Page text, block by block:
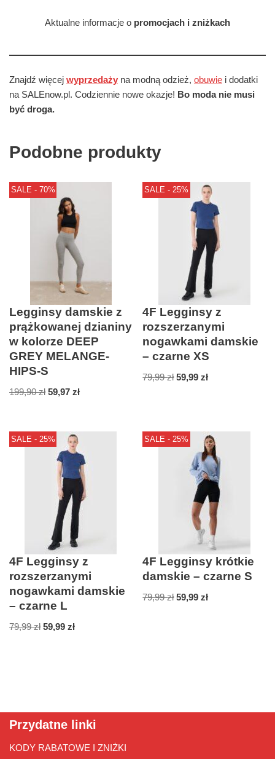
Aktualne informacje o promocjach i zniżkach
Znajdź więcej wyprzedaży na modną odzież, obuwie i dodatki
na SALEnow.pl. Codziennie nowe okazje! Bo moda nie musi
być droga.
Podobne produkty
SALE - 70%
Legginsy damskie z
prążkowanej dzianiny
w kolorze DEEP
GREY MELANGE-
HIPS-S
199,90zł 59,97 zł
SALE - 25%
4F Legginsy z
rozszerzanymi
nogawkami damskie
– czarne XS
79,99zł 59,99zł
SALE - 25%
4F Legginsy z
rozszerzanymi
nogawkami damskie
– czarne L
79,99zł 59,99 zł
SALE - 25%
4F Legginsy krótkie
damskie – czarne S
79,99zł 59,99zł
Przydatne linki
KODY RABATOWE I ZNIŻKI